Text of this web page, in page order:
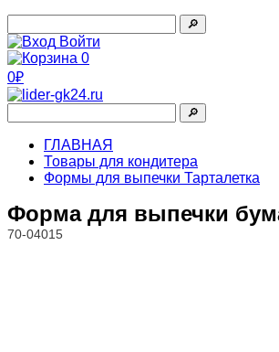
🔎︎
Войти
0
0₽
🔎︎
ГЛАВНАЯ
Товары для кондитера
Формы для выпечки Тарталетка
Форма для выпечки
70-04015